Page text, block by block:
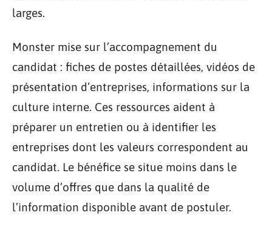
larges.
Monster mise sur l’accompagnement du
candidat : fiches de postes détaillées, vidéos de
présentation d’entreprises, informations sur la
culture interne. Ces ressources aident à
préparer un entretien ou à identifier les
entreprises dont les valeurs correspondent au
candidat. Le bénéfice se situe moins dans le
volume d’offres que dans la qualité de
l’information disponible avant de postuler.